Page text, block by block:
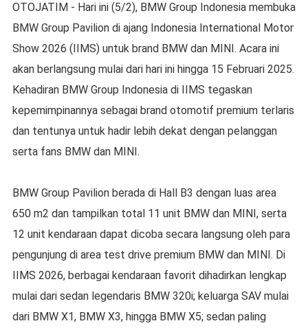
OTOJATIM - Hari ini (5/2), BMW Group Indonesia membuka
BMW Group Pavilion di ajang Indonesia International Motor
Show 2026 (IIMS) untuk brand BMW dan MINI. Acara ini
akan berlangsung mulai dari hari ini hingga 15 Februari 2025.
Kehadiran BMW Group Indonesia di IIMS tegaskan
kepemimpinannya sebagai brand otomotif premium terlaris
dan tentunya untuk hadir lebih dekat dengan pelanggan
serta fans BMW dan MINI.
BMW Group Pavilion berada di Hall B3 dengan luas area
650 m2 dan tampilkan total 11 unit BMW dan MINI, serta
12 unit kendaraan dapat dicoba secara langsung oleh para
pengunjung di area test drive premium BMW dan MINI. Di
IIMS 2026, berbagai kendaraan favorit dihadirkan lengkap
mulai dari sedan legendaris BMW 320i; keluarga SAV mulai
dari BMW X1, BMW X3, hingga BMW X5; sedan paling